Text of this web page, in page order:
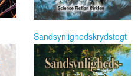
Sandsynlighedskrydstogt